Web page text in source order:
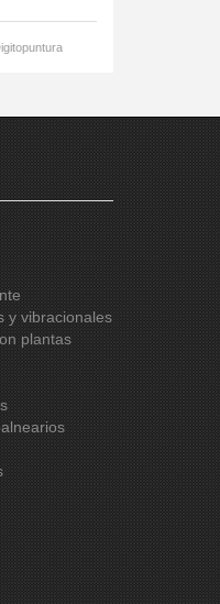
y vibracionales
plantas